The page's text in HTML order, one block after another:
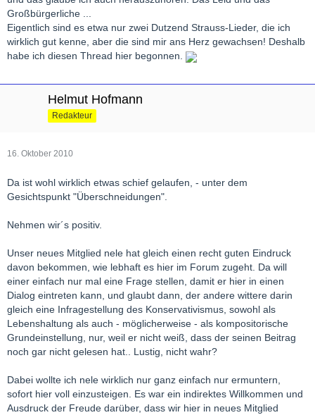
Großbürgerliche ...
Eigentlich sind es etwa nur zwei Dutzend Strauss-Lieder, die ich
wirklich gut kenne, aber die sind mir ans Herz gewachsen! Deshalb
habe ich diesen Thread hier begonnen.
Helmut Hofmann
Redakteur
16. Oktober 2010
Da ist wohl wirklich etwas schief gelaufen, - unter dem
Gesichtspunkt "Überschneidungen".
Nehmen wir´s positiv.
Unser neues Mitglied nele hat gleich einen recht guten Eindruck
davon bekommen, wie lebhaft es hier im Forum zugeht. Da will
einer einfach nur mal eine Frage stellen, damit er hier in einen
Dialog eintreten kann, und glaubt dann, der andere wittere darin
gleich eine Infragestellung des Konservativismus, sowohl als
Lebenshaltung als auch - möglicherweise - als kompositorische
Grundeinstellung, nur, weil er nicht weiß, dass der seinen Beitrag
noch gar nicht gelesen hat.. Lustig, nicht wahr?
Dabei wollte ich nele wirklich nur ganz einfach nur ermuntern,
sofort hier voll einzusteigen. Es war ein indirektes Willkommen und
Ausdruck der Freude darüber, dass wir hier in neues Mitglied